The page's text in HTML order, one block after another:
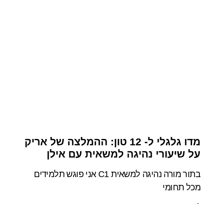
מדו גלגלי ל- 12 טון: ההמלצה של אריק
על שיעורי נהיגה למשאית עם אילן
בתור מורה נהיגה למשאית C1 אני פוגש תלמידים
מכל תחומי